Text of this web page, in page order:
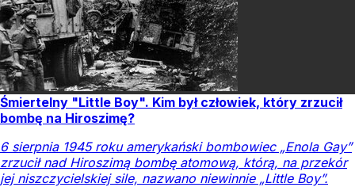
Śmiertelny "Little Boy". Kim był człowiek, który zrzucił
bombę na Hiroszimę?
6 sierpnia 1945 roku amerykański bombowiec „Enola Gay”
zrzucił nad Hiroszimą bombę atomową, którą, na przekór
jej niszczycielskiej sile, nazwano niewinnie „Little Boy”.